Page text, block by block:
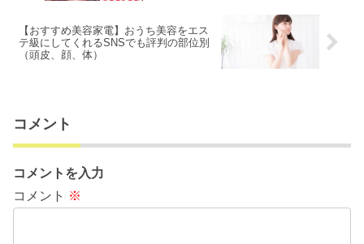
【おすすめ美容家電】おうち美容をエス
テ級にしてくれるSNSでも評判の部位別
（頭皮、顔、体）
コメント
コメントを入力
コメント ※